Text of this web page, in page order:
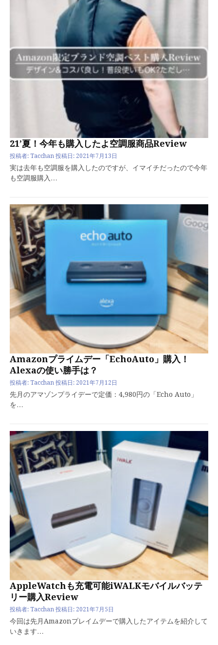
21’夏！今年も購入したよ空調服商品Review
投稿者: Tacchan 投稿日: 2021年7月13日
実は去年も空調服を購入したのですが、イマイチだったので今年
も空調服購入…
Amazonプライムデー「EchoAuto」購入！
Alexaの使い勝手は？
投稿者: Tacchan 投稿日: 2021年7月12日
先月のアマゾンプライデーで定価：4,980円の「Echo Auto」
を…
AppleWatchも充電可能iWALKモバイルバッテ
リー購入Review
投稿者: Tacchan 投稿日: 2021年7月5日
今回は先月Amazonプレイムデーで購入したアイテムを紹介して
いきます…